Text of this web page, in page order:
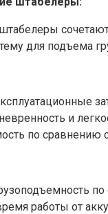
для подъема
и
по сравнению
работы от